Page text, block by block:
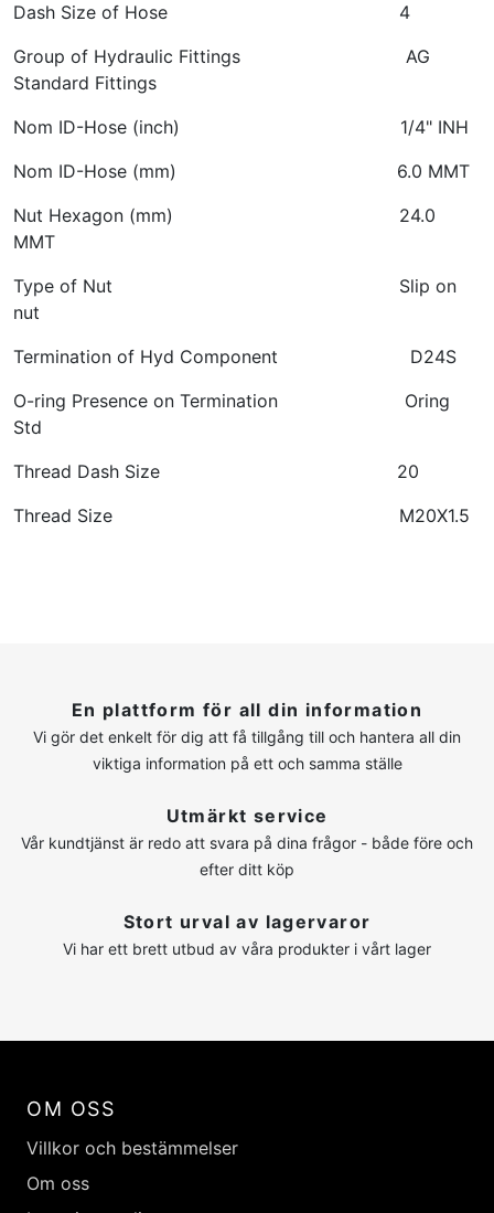
Dash Size of Hose
4
Group of Hydraulic Fittings
AG
Standard Fittings
Nom ID-Hose (inch)
1/4" INH
Nom ID-Hose (mm)
6.0 MMT
Nut Hexagon (mm)
24.0
MMT
Type of Nut
Slip on
nut
Termination of Hyd Component
D24S
O-ring Presence on Termination
Oring
Std
Thread Dash Size
20
Thread Size
M20X1.5
En plattform för all din information
Vi gör det enkelt för dig att få tillgång till och hantera all din
viktiga information på ett och samma ställe
Utmärkt service
Vår kundtjänst är redo att svara på dina frågor - både före och
efter ditt köp
Stort urval av lagervaror
Vi har ett brett utbud av våra produkter i vårt lager
OM OSS
Villkor och bestämmelser
Om oss